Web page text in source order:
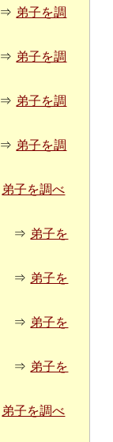
⇒ 弟子を調
⇒ 弟子を調
⇒ 弟子を調
⇒ 弟子を調
弟子を調べ
⇒ 弟子を
⇒ 弟子を
⇒ 弟子を
⇒ 弟子を
弟子を調べ